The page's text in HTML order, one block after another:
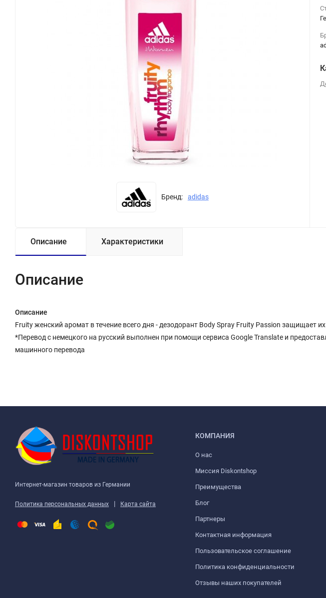
Бренд: adidas
Описание Характеристики
Описание
Описание
Fruity женский аромат в течение всего дня - дезодорант Body Spray Fruity Passion
*Перевод с немецкого на русский выполнен при помощи сервиса Google Translate и
машинного перевода
Интернет-магазин товаров из Германии
Политика персональных данных | Карта сайта
КОМПАНИЯ
О нас
Миссия Diskontshop
Преимущества
Блог
Партнеры
Контактная информация
Пользовательское соглашение
Политика конфиденциальности
Отзывы наших покупателей